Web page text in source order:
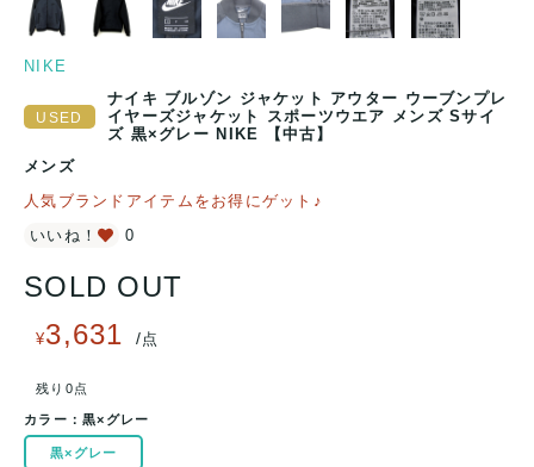
NIKE
ナイキ ブルゾン ジャケット アウター ウーブンプレ
イヤーズジャケット スポーツウエア メンズ Sサイ
ズ 黒×グレー NIKE 【中古】
メンズ
人気ブランドアイテムをお得にゲット♪
いいね！
0
SOLD OUT
¥3,631 /点
残り0点
カラー：黒×グレー
黒×グレー